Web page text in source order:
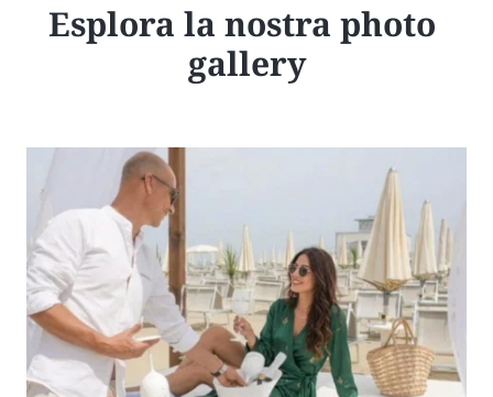
Esplora la nostra photo
gallery